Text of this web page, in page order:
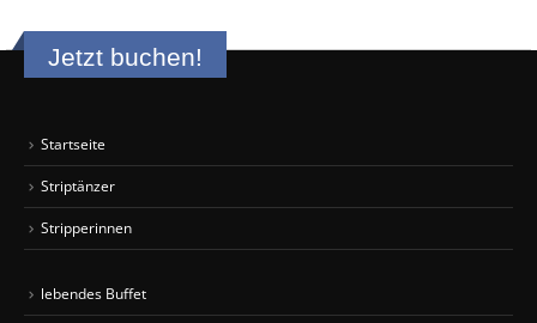
Jetzt buchen!
Startseite
Striptänzer
Stripperinnen
lebendes Buffet